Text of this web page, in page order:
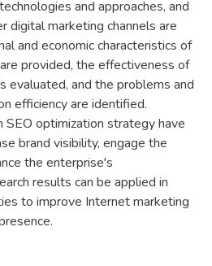
and approaches, and
digital marketing channels are
and economic characteristics of
provided, the effectiveness of
evaluated, and the problems and
efficiency are identified.
SEO optimization strategy have
brand visibility, engage the
the enterprise's
results can be applied in
to improve Internet marketing